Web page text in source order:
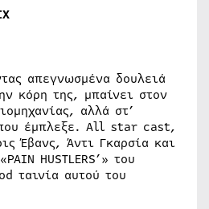
απεγνωσμένα δουλειά
κόρη της, μπαίνει στον
αλλά στ’
έμπλεξε. All star cast,
Έβανς, Άντι Γκαρσία και
HUSTLERS’» του
ταινία αυτού του